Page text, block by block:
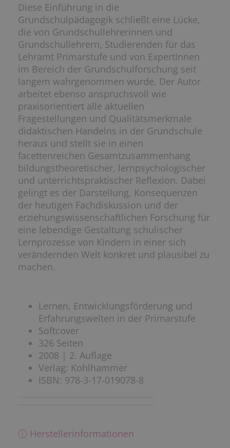
Diese Einführung in die
Grundschulpädagogik schließt eine Lücke,
die von Grundschullehrerinnen und
Grundschullehrern, Studierenden für das
Lehramt Primarstufe und von ExpertInnen
im Bereich der Grundschulforschung seit
langem wahrgenommen wurde. Der Autor
arbeitet ebenso anspruchsvoll wie
praxisorientiert alle aktuellen
Fragestellungen und Qualitätsmerkmale
didaktischen Handelns in der Grundschule
heraus und stellt sie in einen
facettenreichen Gesamtzusammenhang
bildungstheoretischer, lernpsychologischer
und unterrichtspraktischer Reflexion. Dabei
gelingt es der Darstellung, Konsequenzen
der heutigen Fachdiskussion und der
erziehungswissenschaftlichen Forschung für
eine lebendige Gestaltung schulischer
Lernprozesse von Kindern in einer sich
verändernden Welt konkret und plausibel zu
machen.
Lernen, Entwicklungsförderung und
Erfahrungswelten in der Primarstufe
Softcover
326 Seiten
2008 | 2. Auflage
Verlag: Kohlhammer
ISBN: 978-3-17-019078-8
ⓘ Herstellerinformationen